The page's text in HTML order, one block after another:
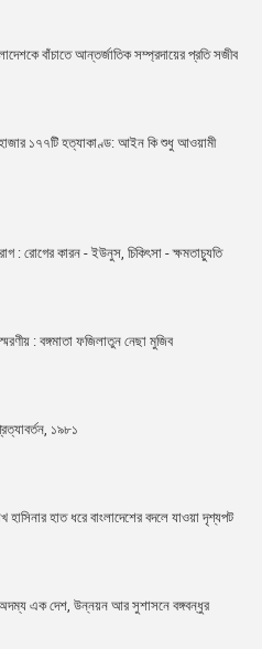
বাঁচাতে আন্তর্জাতিক সম্প্রদায়ের প্রতি সজীব
হাজার ১৭৭টি হত্যাকাণ্ড: আইন কি শুধু আওয়ামী
: রোগের কারন - ইউনুস, চিকিৎসা - ক্ষমতাচ্যুতি
: বঙ্গমাতা ফজিলাতুন নেছা মুজিব
১৯৮১
হাসিনার হাত ধরে বাংলাদেশের বদলে যাওয়া দৃশ্যপট
এক দেশ, উন্নয়ন আর সুশাসনে বঙ্গবন্ধুর